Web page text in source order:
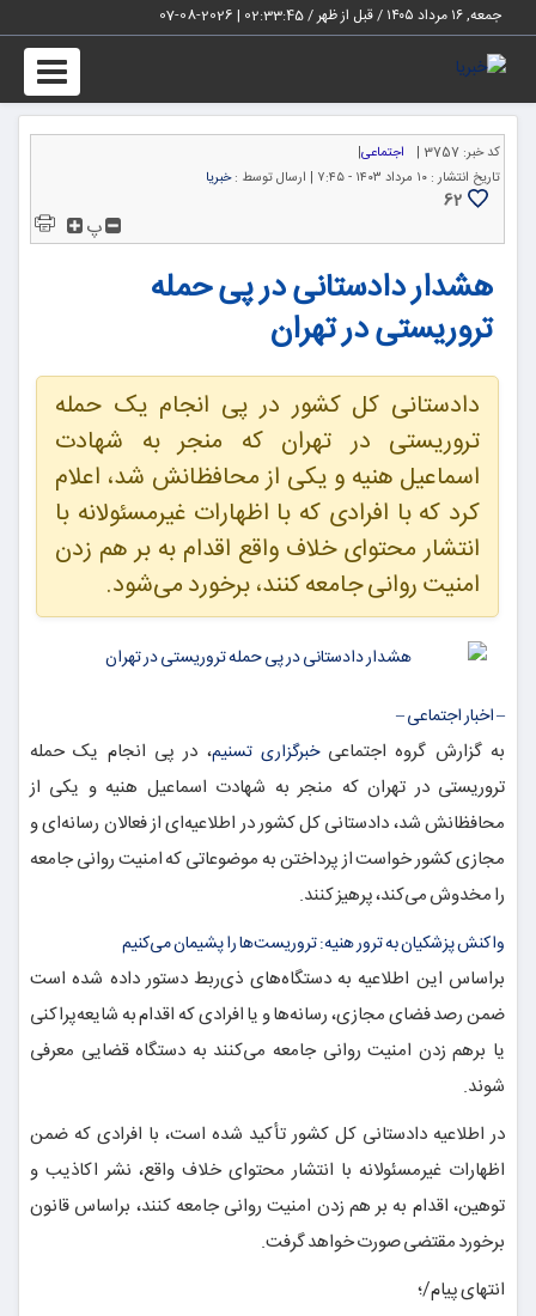
جمعه, ۱۶ مرداد ۱۴۰۵ / قبل از ظهر / 02:33:46
|
2026-08-07
کد خبر: 3757 | اجتماعی|
تاریخ انتشار : ۱۰ مرداد ۱۴۰۳ - ۷:۴۵ | ارسال توسط :خبریا
62
پ
هشدار دادستانی در پی حمله
تروریستی در تهران
دادستانی کل کشور در پی انجام یک حمله
تروریستی در تهران که منجر به شهادت
اسماعیل هنیه و یکی از محافظانش شد، اعلام
کرد که با افرادی که با اظهارات غیرمسئولانه با
انتشار محتوای خلاف واقع اقدام به بر هم زدن
امنیت روانی جامعه کنند، برخورد می‌شود.
– اخبار اجتماعی –
به گزارش گروه اجتماعیخبرگزاری تسنیم، در پی انجام یک حمله
تروریستی در تهران که منجر به شهادت اسماعیل هنیه و یکی از
محافظانش شد، دادستانی کل کشور در اطلاعیه‌ای از فعالان رسانه‌ای و
مجازی کشور خواست از پرداختن به موضوعاتی که امنیت روانی جامعه
را مخدوش می‌کند، پرهیز کنند.
واکنش پزشکیان به ترور هنیه: تروریست‌ها را پشیمان می‌کنیم
براساس این اطلاعیه به دستگاه‌های ذی‌ربط دستور داده شده است
ضمن رصد فضای مجازی، رسانه‌ها و یا افرادی که اقدام به شایعه‌پراکنی
یا برهم زدن امنیت روانی جامعه می‌کنند به دستگاه قضایی معرفی
شوند.
در اطلاعیه دادستانی کل کشور تأکید شده است، با افرادی که ضمن
اظهارات غیرمسئولانه با انتشار محتوای خلاف واقع، نشر اکاذیب و
توهین، اقدام به بر هم زدن امنیت روانی جامعه کنند، براساس قانون
برخورد مقتضی صورت خواهد گرفت.
انتهای پیام/؛